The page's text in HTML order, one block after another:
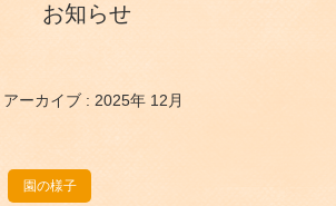
お知らせ
アーカイブ : 2025年 12月
園の様子